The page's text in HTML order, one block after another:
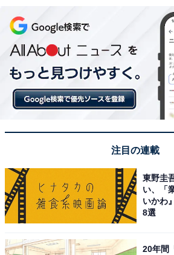
注目の連載
東野圭
い、「
いかわ
8選
20年間